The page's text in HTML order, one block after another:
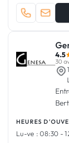
4.5
30
HEURES
Lu-ve : 08:30 -